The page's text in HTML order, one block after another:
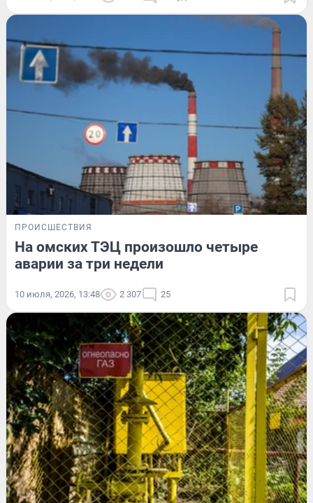
ПРОИСШЕСТВИЯ
На омских ТЭЦ произошло четыре
аварии за три недели
10 июля, 2026, 13:48 2 307 25